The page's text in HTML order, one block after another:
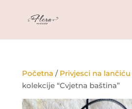
Početna / Privjesci na lančiću
kolekcije “Cvjetna baština”